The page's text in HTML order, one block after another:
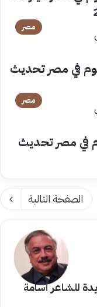
مصر
في مصر تحديث
مصر
في مصر تحديث
الصفحة التالية
للشاعر أسامة